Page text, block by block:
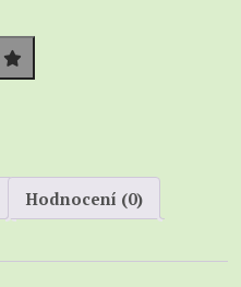
Hodnocení (0)